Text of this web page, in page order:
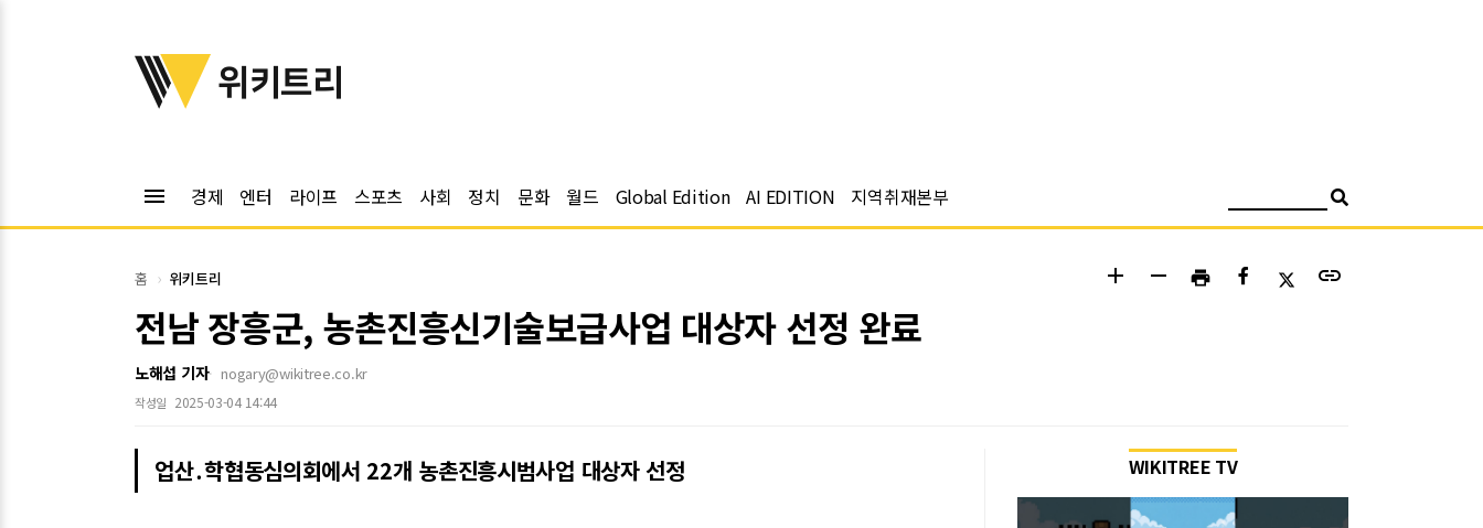
위키트리
위키트리
menu 경제 엔터 라이프 스포츠 사회 정치 문화 월드 Global Edition AI EDITION 지역취재본부
홈 위키트리 add remove print link
전남 장흥군, 농촌진흥신기술보급사업 대상자 선정 완료
노해섭 기자 nogary@wikitree.co.kr
작성일 2025-03-04 14:44
업산․학협동심의회에서 22개 농촌진흥시범사업 대상자 선정 WIKITREE TV